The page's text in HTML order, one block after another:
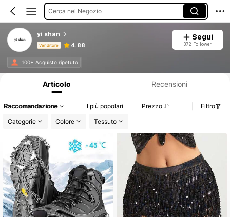
Cerca nel Negozio
yi shan
Venditore 4.88
Segui
372 Follower
100+ Acquisto ripetuto
Articolo Recensioni
Raccomandazione I più popolari Prezzo
Filtro
Categorie
Colore Tessuto